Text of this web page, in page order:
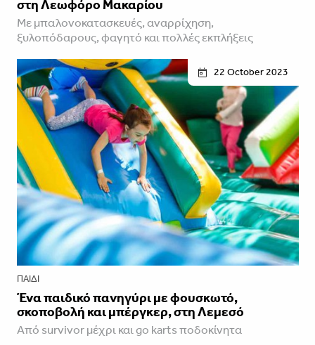
στη Λεωφόρο Μακαρίου
Με μπαλονοκατασκευές, αναρρίχηση,
ξυλοπόδαρους, φαγητό και πολλές εκπλήξεις
22 October 2023
ΠΑΙΔΊ
Ένα παιδικό πανηγύρι με φουσκωτό,
σκοποβολή και μπέργκερ, στη Λεμεσό
Από survivor μέχρι και go karts ποδοκίνητα